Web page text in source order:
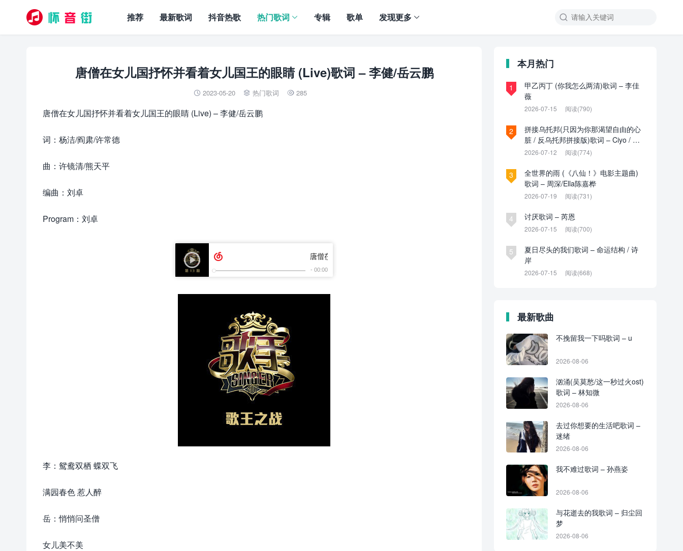

推荐 最新歌词 抖音热歌 热门歌词 专辑 歌单 发现更多
唐僧在女儿国抒怀并看着女儿国王的眼睛 (Live)歌词 – 李健/岳云鹏
 2023-05-20  热门歌词  285
唐僧在女儿国抒怀并看着女儿国王的眼睛 (Live) – 李健/岳云鹏
词：杨洁/阎肃/许常德
曲：许镜清/熊天平
编曲：刘卓
Program：刘卓
李：鸳鸯双栖 蝶双飞
满园春色 惹人醉
岳：悄悄问圣僧
女儿美不美
本月热门
1
甲乙丙丁 (你我怎么两清)歌词 – 李佳
薇
2026-07-15 阅读(790)
2
拼接乌托邦(只因为你那渴望自由的心
脏 / 反乌托邦拼接版)歌词 – Ciyo / 见
过夏天P / 乌托邦P
2026-07-12 阅读(774)
3
全世界的雨 (《八仙！》电影主题曲)
歌词 – 周深/Ella陈嘉桦
2026-07-19 阅读(731)
4 讨厌歌词 – 芮恩
2026-07-15 阅读(700)
5
夏日尽头的我们歌词 – 命运结构 / 诗
岸
2026-07-15 阅读(668)
最新歌曲
不挽留我一下吗歌词 – u
2026-08-06
汹涌(吴莫愁/这一秒过火ost)
歌词 – 林知微
2026-08-06
去过你想要的生活吧歌词 –
迷绪
2026-08-06
我不难过歌词 – 孙燕姿
2026-08-06
与花逝去的我歌词 – 归尘回
梦
2026-08-06